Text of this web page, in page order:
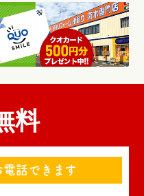
料
話できます